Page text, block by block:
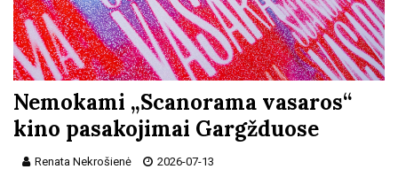
Nemokami „Scanorama vasaros“
kino pasakojimai Gargžduose
Renata Nekrošienė 2026-07-13